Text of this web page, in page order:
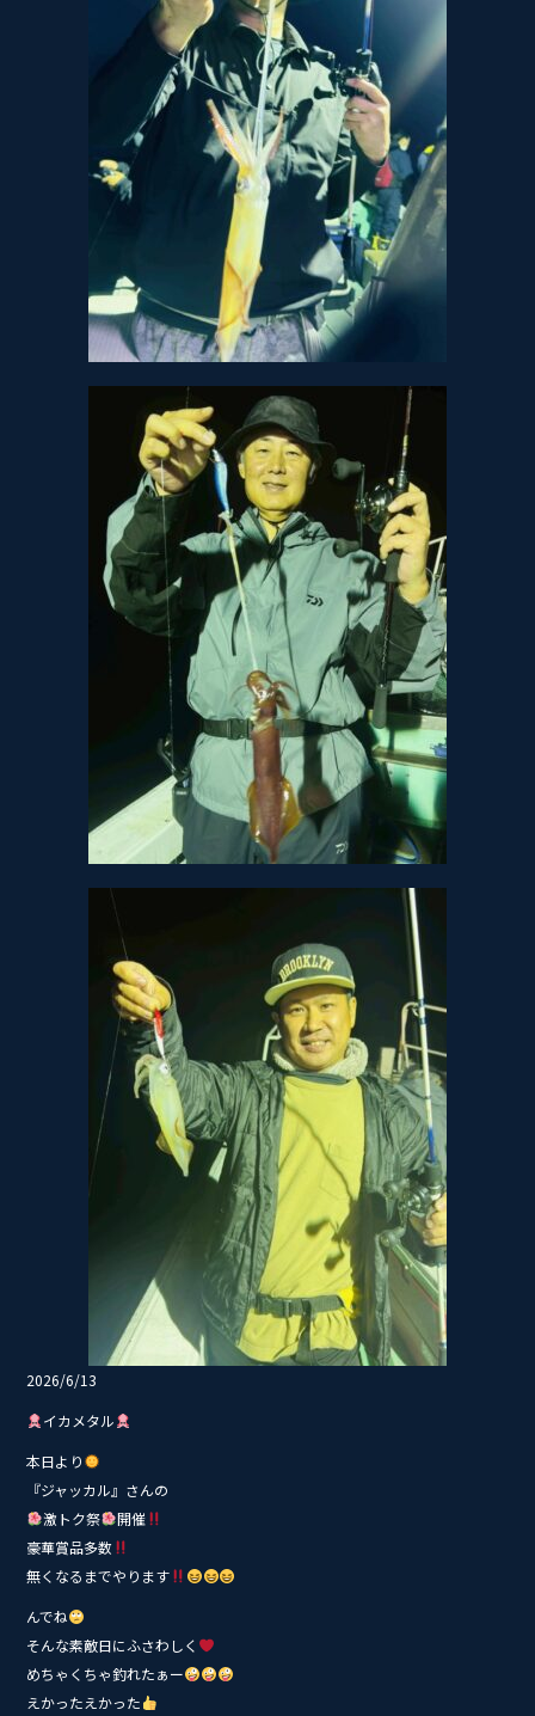
2026/6/13
イカメタル
本日より
『ジャッカル』さんの
激トク祭
開催
豪華賞品多数
無くなるまでやります
んでね
そんな素敵日にふさわしく
めちゃくちゃ釣れたぁー
えかったえかった